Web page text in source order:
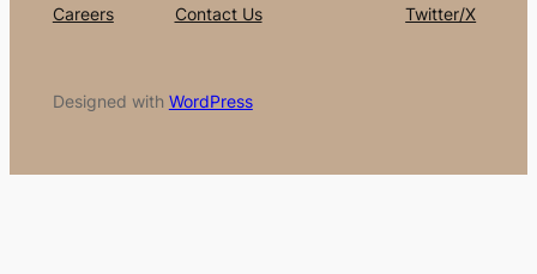
Careers Contact Us Twitter/X
Designed with WordPress